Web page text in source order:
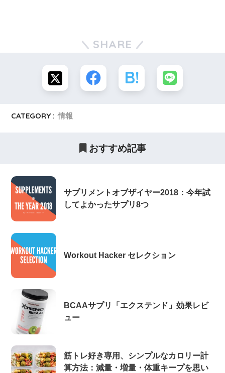
SHARE
CATEGORY : 情報
おすすめ記事
サプリメントオブザイヤー2018：今年試
してよかったサプリ8つ
Workout Hacker セレクション
BCAAサプリ「エクステンド」効果レビ
ュー
筋トレ好き専用、シンプルなカロリー計
算方法：減量・増量・体重キープを思い